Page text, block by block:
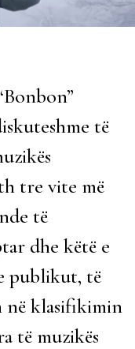
të
tre vite më
të
dhe këtë e
publikut, të
në klasifikimin
të muzikës